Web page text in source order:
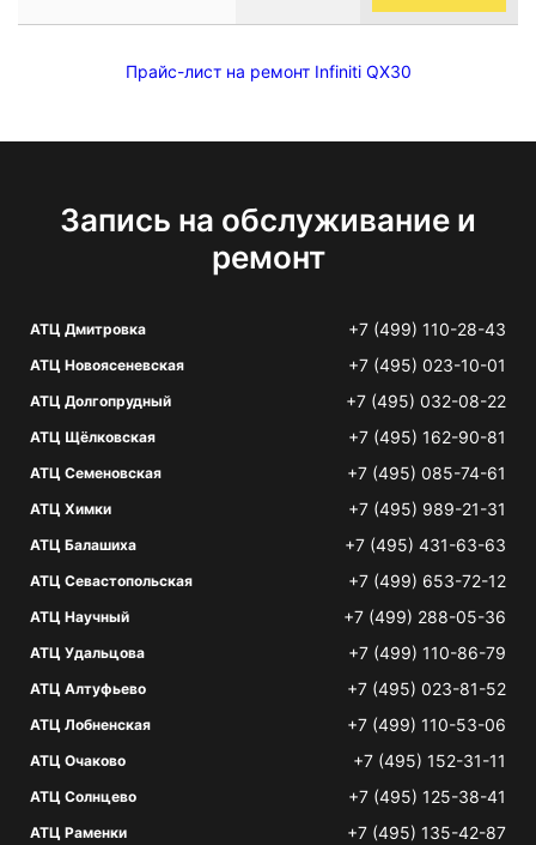
Прайс-лист на ремонт Infiniti QX30
Запись на обслуживание и
ремонт
АТЦ Дмитровка +7 (499) 110-28-43
АТЦ Новоясеневская +7 (495) 023-10-01
АТЦ Долгопрудный +7 (495) 032-08-22
АТЦ Щёлковская +7 (495) 162-90-81
АТЦ Семеновская +7 (495) 085-74-61
АТЦ Химки +7 (495) 989-21-31
АТЦ Балашиха +7 (495) 431-63-63
АТЦ Севастопольская +7 (499) 653-72-12
АТЦ Научный +7 (499) 288-05-36
АТЦ Удальцова +7 (499) 110-86-79
АТЦ Алтуфьево +7 (495) 023-81-52
АТЦ Лобненская +7 (499) 110-53-06
АТЦ Очаково +7 (495) 152-31-11
АТЦ Солнцево +7 (495) 125-38-41
АТЦ Раменки +7 (495) 135-42-87